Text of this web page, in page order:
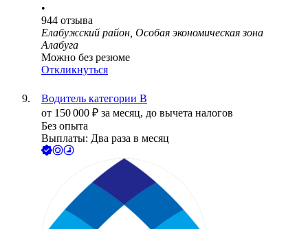
•
944 отзыва
Елабужский район, Особая экономическая зона
Алабуга
Можно без резюме
Откликнуться
Водитель категории В
от 150 000 ₽ за месяц, до вычета налогов
Без опыта
Выплаты: Два раза в месяц